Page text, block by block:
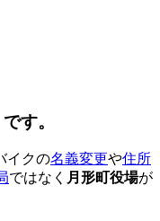
す。
イクの名義変更や住所
ではなく 月形町役場が